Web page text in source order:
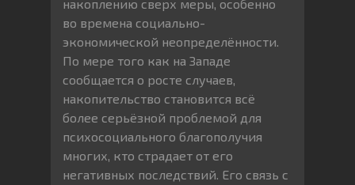
накоплению сверх меры, особенно
во времена социально-
экономической неопределённости.
По мере того как на Западе
сообщается о росте случаев,
накопительство становится всё
более серьёзной проблемой для
психосоциального благополучия
многих, кто страдает от его
негативных последствий. Его связь с